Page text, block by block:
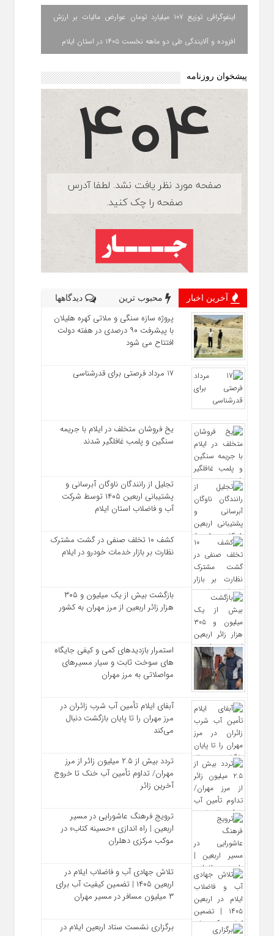
اینفوگرافی توزیع ۱۰۷ میلیارد تومان عوارض مالیات بر ارزش
افزوده و آلایندگی طی دو ماهه نخست ۱۴۰۵ در استان ایلام
پیشخوان روزنامه
آخرین اخبار محبوب ترین دیدگاهها
پروژه سازه سنگی و ملاتی کهره هلیلان
با پیشرفت ۹۰ درصدی در هفته دولت
افتتاح می شود
17 مرداد فرصتی برای قدرشناسی
یخ‌ فروشان متخلف در ایلام با جریمه
سنگین و پلمب غافلگیر شدند
تجلیل از رانندگان ناوگان آبرسانی و
پشتیبانی اربعین ۱۴۰۵ توسط شرکت
آب و فاضلاب استان ایلام
کشف ۱۰ تخلف صنفی در گشت مشترک
نظارت بر بازار خدمات خودرو در ایلام
بازگشت بیش از یک میلیون و ۳۰۵
هزار زائر اربعین از مرز مهران به کشور
استمرار بازدیدهای کمی و کیفی جایگاه‌
های سوخت ثابت و سیار مسیرهای
مواصلاتی به مرز مهران
آبفای ایلام تأمین آب شرب زائران در
مرز مهران را تا پایان بازگشت دنبال
می‌کند
تردد بیش از ۲.۵ میلیون زائر از مرز
مهران/ تداوم تأمین آب خنک تا خروج
آخرین زائر
ترویج فرهنگ عاشورایی در مسیر
اربعین | راه‌ اندازی «حسینه کتاب» در
موکب مرکزی دهلران
تلاش جهادی آب و فاضلاب ایلام در
اربعین ۱۴۰۵ | تضمین کیفیت آب برای
۳ میلیون مسافر در مسیر مهران
برگزاری نشست ستاد اربعین ایلام در